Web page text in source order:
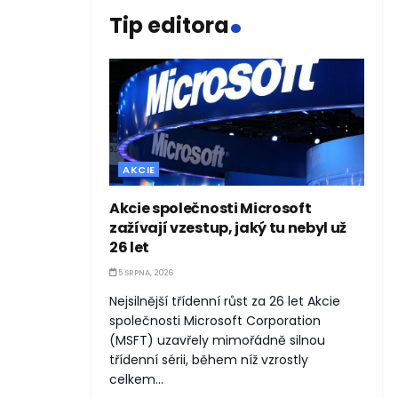
Tip editora.
AKCIE
Akcie společnosti Microsoft
zažívají vzestup, jaký tu nebyl už
26 let
5 SRPNA, 2026
Nejsilnější třídenní růst za 26 let Akcie
společnosti Microsoft Corporation
(MSFT) uzavřely mimořádně silnou
třídenní sérii, během níž vzrostly
celkem...